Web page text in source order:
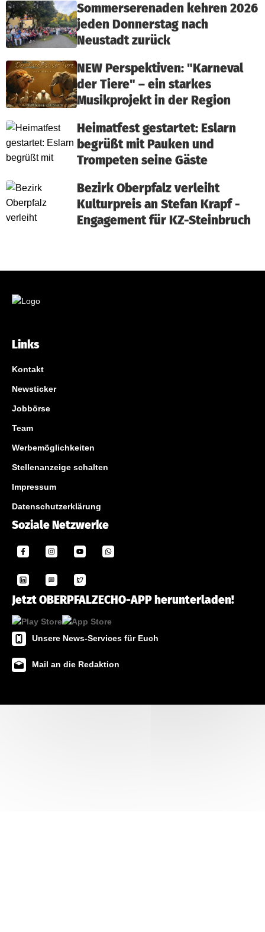
Sommerserenaden kehren 2026
jeden Donnerstag nach
Neustadt zurück
NEW Perspektiven: "Karneval
der Tiere" – ein starkes
Musikprojekt in der Region
Heimatfest gestartet: Eslarn
begrüßt mit Pauken und
Trompeten seine Gäste
Bezirk Oberpfalz verleiht
Kulturpreis an Stefan Krapf -
Engagement für KZ-Steinbruch
Links
Kontakt
Newsticker
Jobbörse
Team
Werbemöglichkeiten
Stellenanzeige schalten
Impressum
Datenschutzerklärung
Soziale Netzwerke
Jetzt OBERPFALZECHO-APP herunterladen!
Unsere News-Services für Euch
Mail an die Redaktion